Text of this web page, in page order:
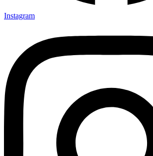
Instagram